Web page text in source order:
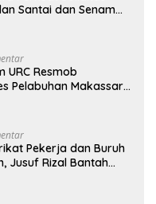
Santai dan Senam
URC Resmob
Pelabuhan Makassar
Pekerja dan Buruh
Jusuf Rizal Bantah